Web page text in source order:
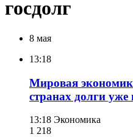
госдолг
8 мая
13:18
Мировая
странах долги
13:18 Экономика
1 218